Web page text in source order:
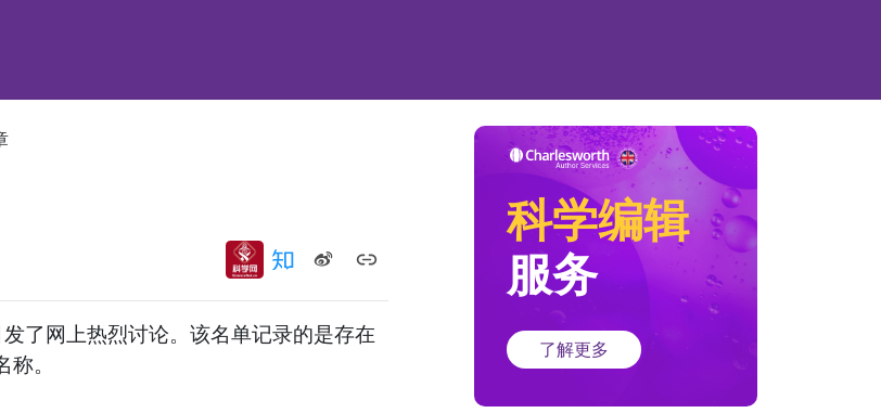
了网上热烈讨论。该名单记录的是存在
。
科学编辑
服务
了解更多